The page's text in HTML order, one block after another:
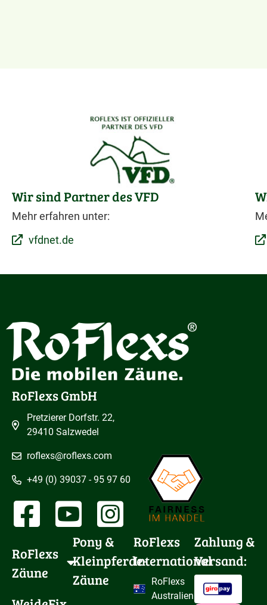
Wir sind Partner des VFD
Mehr erfahren unter:
vfdnet.de
RoFlexs GmbH
Pretzierer Dorfstr. 22,
29410 Salzwedel
roflexs@roflexs.com
+49 (0) 39037 - 95 97 60
RoFlexs
Zäune
Pony &
Kleinpferde-
Zäune
RoFlexs
International
RoFlexs
Australien
Zahlung &
Versand: